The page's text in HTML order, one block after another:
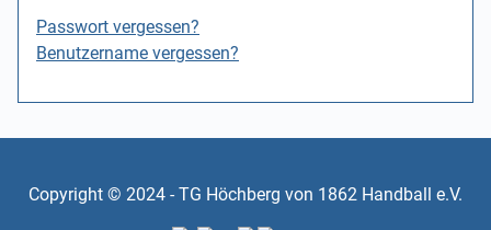
Passwort vergessen?
Benutzername vergessen?
Copyright © 2024 - TG Höchberg von 1862 Handball e.V.